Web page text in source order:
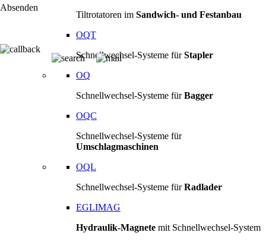
Tiltrotatoren im Sandwich- und Festanbau
OQT
Schnellwechsel-Systeme fürStapler
OQ
Schnellwechsel-Systeme fürBagger
OQC
Schnellwechsel-Systeme für
Umschlagmaschinen
OQL
Schnellwechsel-Systeme fürRadlader
EGLIMAG
Hydraulik-Magnete mit Schnellwechsel-System
Absenden